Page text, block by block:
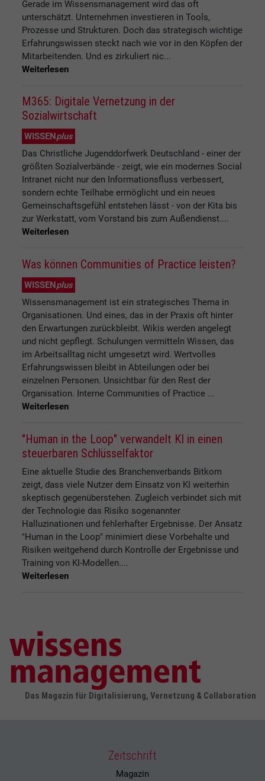
Gerade im Wissensmanagement wird das oft
unterschätzt. Unternehmen investieren in Tools,
Prozesse und Strukturen. Doch das strategisch wichtige
Erfahrungswissen steckt nach wie vor in den Köpfen der
Mitarbeitenden. Und es zirkuliert nic...
Weiterlesen
M365: Digitale Vernetzung in der
Sozialwirtschaft
WISSEN plus
Das Christliche Jugenddorfwerk Deutschland - einer der
größten Sozialverbände - zeigt, wie ein modernes Social
Intranet nicht nur den Informationsfluss verbessert,
sondern echte Teilhabe ermöglicht und ein neues
Gemeinschaftsgefühl entstehen lässt - von der Kita bis
zur Werkstatt, vom Vorstand bis zum Außendienst....
Weiterlesen
Was können Communities of Practice leisten?
WISSENplus
Wissensmanagement ist ein strategisches Thema in
Organisationen. Und eines, das in der Praxis oft hinter
den Erwartungen zurückbleibt. Wikis werden angelegt
und nicht gepflegt. Schulungen vermitteln Wissen, das
im Arbeitsalltag nicht umgesetzt wird. Wertvolles
Erfahrungswissen bleibt in Abteilungen oder bei
einzelnen Personen. Unsichtbar für den Rest der
Organisation. Interne Communities of Practice ...
Weiterlesen
"Human in the Loop" verwandelt KI in einen
steuerbaren Schlüsselfaktor
Eine aktuelle Studie des Branchenverbands Bitkom
zeigt, dass viele Nutzer dem Einsatz von KI weiterhin
skeptisch gegenüberstehen. Zugleich verbindet sich mit
der Technologie das Risiko sogenannter
Halluzinationen und fehlerhafter Ergebnisse. Der Ansatz
"Human in the Loop" minimiert diese Vorbehalte und
Risiken weitgehend durch Kontrolle der Ergebnisse und
Training von KI-Modellen....
Weiterlesen
Das Magazin für Digitalisierung, Vernetzung & Collaboration
Zeitschrift
Magazin